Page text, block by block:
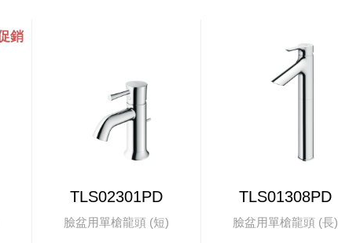
TLS02301PD
臉盆用單槍龍頭 (短)
TLS01308PD
臉盆用單槍龍頭 (長)